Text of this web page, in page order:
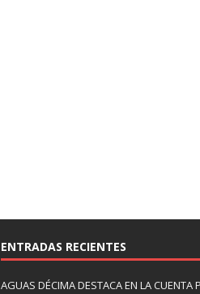
ENTRADAS RECIENTES
AGUAS DÉCIMA DESTACA EN LA CUENTA